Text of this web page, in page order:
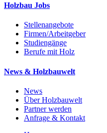
Holzbau Jobs
Stellenangebote
Firmen/Arbeitgeber
Studiengänge
Berufe mit Holz
News & Holzbauwelt
News
Über Holzbauwelt
Partner werden
Anfrage & Kontakt